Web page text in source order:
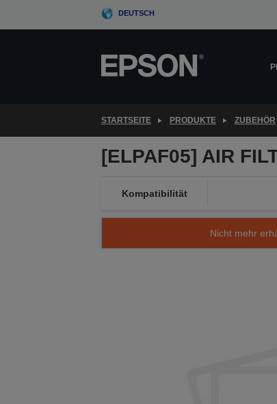
DEUTSCH
STARTSEITE PRODUKTE ZUBEHÖR
[ELPAF05] AIR
Kompatibilität
Nicht mehr